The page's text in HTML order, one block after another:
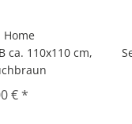
Home
ca. 110x110 cm,
€ *